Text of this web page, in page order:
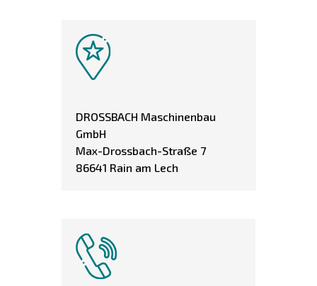
DROSSBACH Maschinenbau
GmbH
Max-Drossbach-Straße 7
86641 Rain am Lech